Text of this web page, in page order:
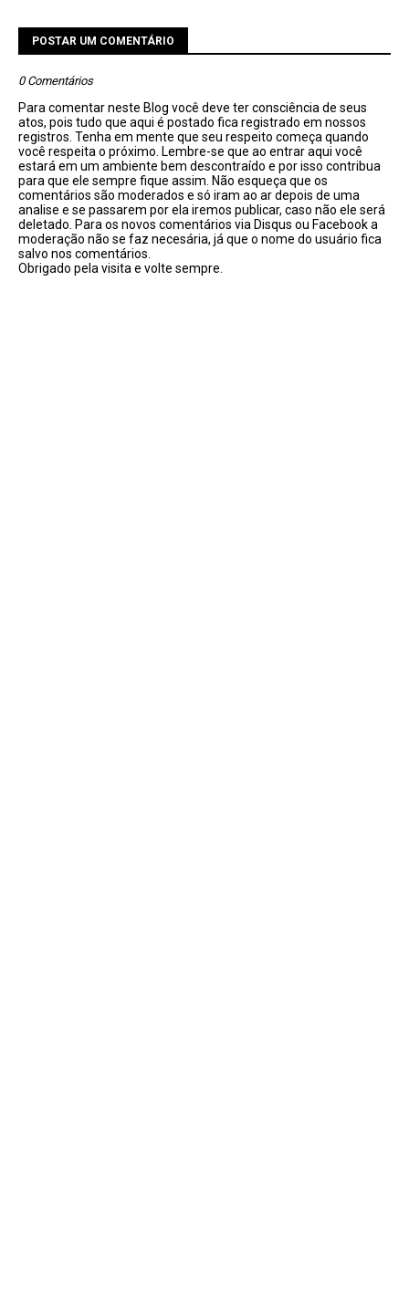
POSTAR UM COMENTÁRIO
0 Comentários
Para comentar neste Blog você deve ter consciência de seus
atos, pois tudo que aqui é postado fica registrado em nossos
registros. Tenha em mente que seu respeito começa quando
você respeita o próximo. Lembre-se que ao entrar aqui você
estará em um ambiente bem descontraído e por isso contribua
para que ele sempre fique assim. Não esqueça que os
comentários são moderados e só iram ao ar depois de uma
analise e se passarem por ela iremos publicar, caso não ele será
deletado. Para os novos comentários via Disqus ou Facebook a
moderação não se faz necesária, já que o nome do usuário fica
salvo nos comentários.
Obrigado pela visita e volte sempre.